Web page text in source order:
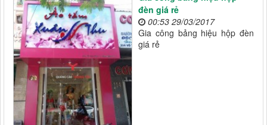
đèn giá rẻ
00:53 29/03/2017
Gia công bảng hiệu hộp đèn
giá rẻ